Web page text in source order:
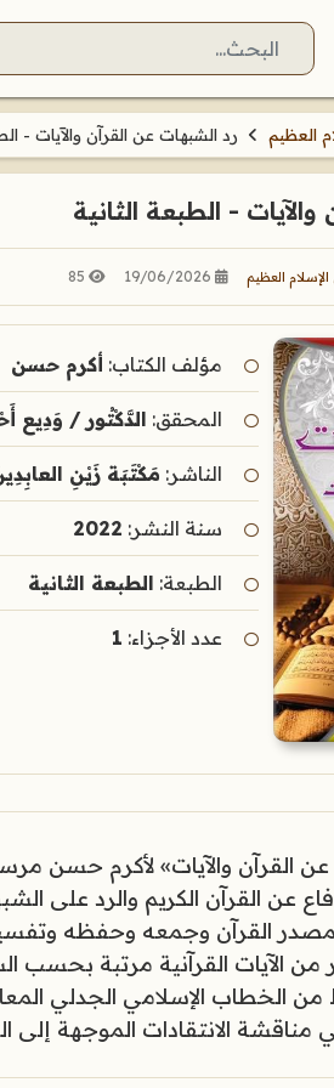
البحث
العظيم رد الشبهات عن القرآن والآيات -
- الطبعة الثانية
العظيم 19/06/2026
85
مؤلف الكتاب: أكرم حسن
المحقق: الدَّكْتُور /
الناشر: مَكْتَبَة زَيْنِ
سنة النشر: 2022
الطبعة: الطبعة الثانية
عدد الأجزاء: 1
القرآن والآيات» لأكرم حسن
عن القرآن الكريم والرد على
القرآن وجمعه وحفظه
الآيات القرآنية مرتبة بحسب
الخطاب الإسلامي الجدلي
مناقشة الانتقادات الموجهة إلى